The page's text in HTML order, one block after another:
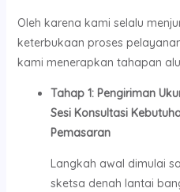
Oleh karena kami selalu
keterbukaan proses
kami menerapkan tahapan
Tahap 1: Pengiriman
Sesi Konsultasi
Pemasaran
Langkah awal dimulai
sketsa denah lantai